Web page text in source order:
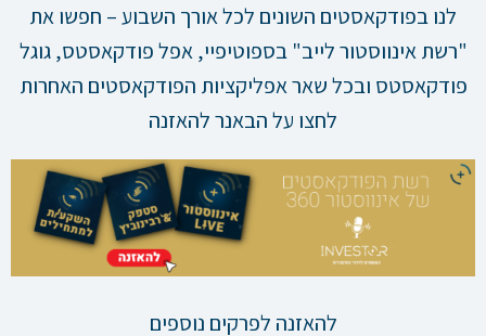
לנו בפודקאסטים השונים לכל אורך השבוע – חפשו את
"רשת אינווסטור לייב" בספוטיפיי, אפל פודקאסטס, גוגל
פודקאסטס ובכל שאר אפליקציות הפודקאסטים האחרות
לחצו על הבאנר להאזנה
להאזנה לפרקים נוספים